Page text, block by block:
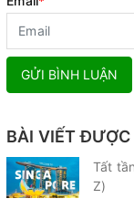
GỬI BÌNH LUẬN
BÀI VIẾT ĐƯỢC
Tất
Z)